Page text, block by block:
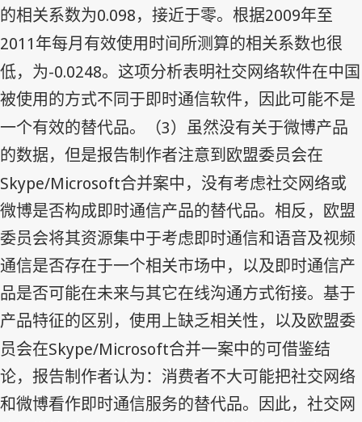
的相关系数为0.098，接近于零。根据2009年至
2011 年每月有效使用时间所测算的相关系数也很
低，为-0.0248。这项分析表明社交网络软件在中国
被使用的方式不同于即时通信软件，因此可能不是
一个有效的替代品。（3）虽然没有关于微博产品
的数据，但是报告制作者注意到欧盟委员会在
Skype/Microsoft合并案中，没有考虑社交网络或
微博是否构成即时通信产品的替代品。相反，欧盟
委员会将其资源集中于考虑即时通信和语音及视频
通信是否存在于一个相关市场中，以及即时通信产
品是否可能在未来与其它在线沟通方式衔接。基于
产品特征的区别，使用上缺乏相关性，以及欧盟委
员会在Skype/Microsoft合并一案中的可借鉴结
论，报告制作者认为：消费者不大可能把社交网络
和微博看作即时通信服务的替代品。因此，社交网